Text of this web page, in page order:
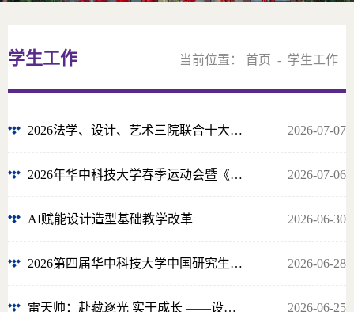
学生工作 当前位置： 首页 - 学生工作
2026法学、设计、艺术三院联合十大歌手决赛顺利举行 2026-07-07
2026年华中科技大学春季运动会暨《国家学生体质健康标准》挑战赛参与名单 2026-07-06
AI赋能设计造型基础教学改革 2026-06-30
2026第四届华中科技大学中国研究生“美丽中国”创新设计大赛来啦 2026-06-28
雷天帅：赴藏逐光 实干成长 ——设计学院2022届校友 2026-06-25